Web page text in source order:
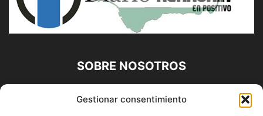
Gestionar consentimiento
SOBRE NOSOTROS
Diario Alhaurín (www.alhaurindelatorre.com) Propiedad de
Francisco E. López López | 639 95 71 95 | Noticias de